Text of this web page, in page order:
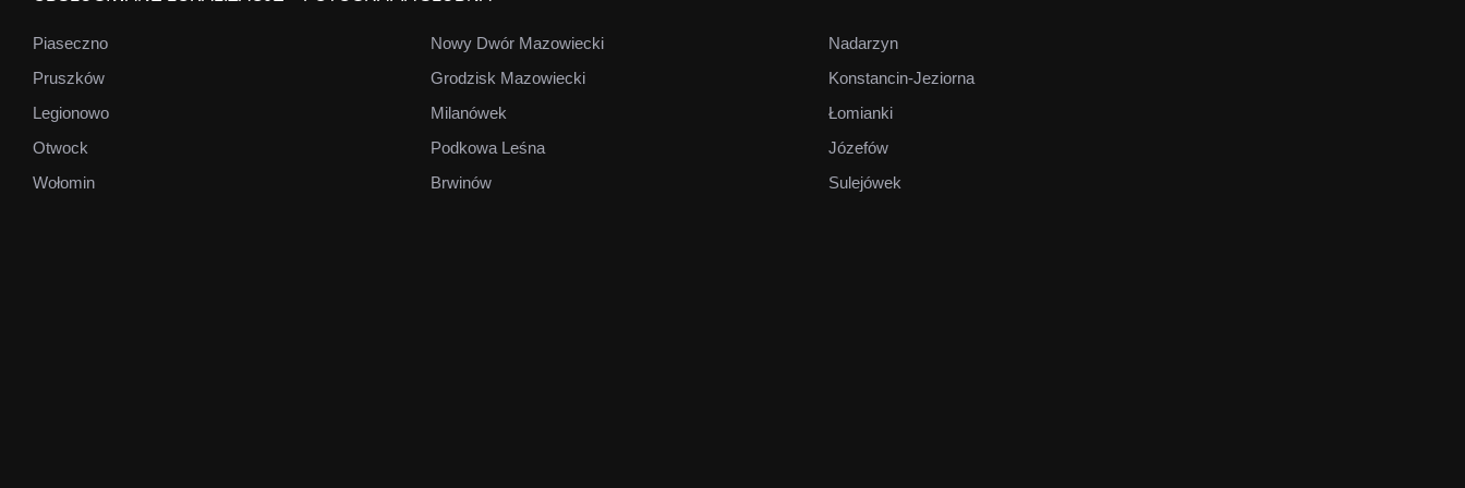
Piaseczno
Pruszków
Legionowo
Otwock
Wołomin
Nowy Dwór Mazowiecki
Grodzisk Mazowiecki
Milanówek
Podkowa Leśna
Brwinów
Nadarzyn
Konstancin-Jeziorna
Łomianki
Józefów
Sulejówek